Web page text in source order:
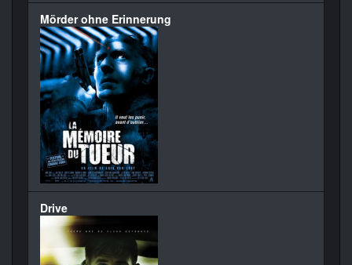
Mörder ohne Erinnerung
Drive